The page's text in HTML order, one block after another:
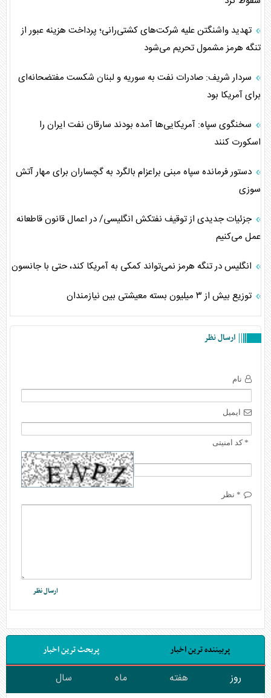
تهدید واشنگتن علیه شرکت‌های کشتی‌رانی؛ پرداخت هزینه عبور از
تنگه هرمز مشمول تحریم می‌شود
سردار شریف: صادرات نفت به سوریه و لبنان شکست مفتضحانه‌ای
برای آمریکا بود
سخنگوی سپاه: آمریکایی‌ها آمده بودند سارقان نفت ایران را
اسکورت کنند
دستور فرمانده سپاه مبنی براعزام بالگرد به گچساران برای مهار آتش
سوزی
جزئیات جدیدی از توقیف نفتکش انگلیسی/ در اعمال قانون قاطعانه
عمل می‌کنیم
انگلیس در تنگه هرمز نمی‌تواند کمکی به آمریکا کند، حتی با جانسون
توزیع بیش از ۳ میلیون بسته معیشتی بین نیازمندان
ارسال نظر
نام
ایمیل
* کد امنیتی
* نظر
پربیننده ترین اخبار پربحث ترین اخبار
روز هفته ماه سال